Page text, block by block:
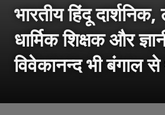
भारतीय हिंदू
धार्मिक शिक्षक और
विवेकानन्द भी बंगाल